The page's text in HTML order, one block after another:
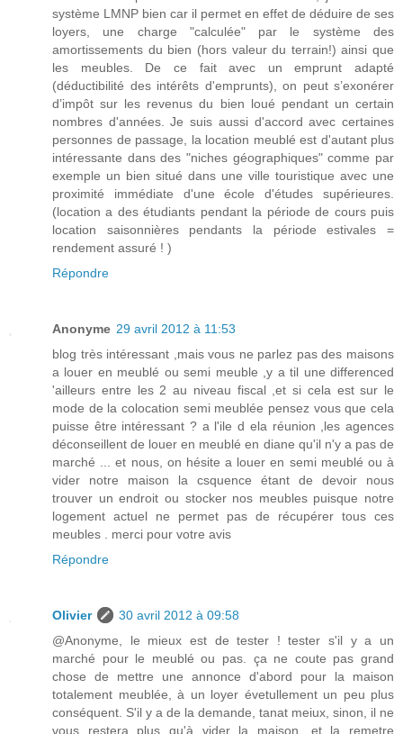
système LMNP bien car il permet en effet de déduire de ses
loyers, une charge "calculée" par le système des
amortissements du bien (hors valeur du terrain!) ainsi que
les meubles. De ce fait avec un emprunt adapté
(déductibilité des intérêts d'emprunts), on peut s’exonérer
d’impôt sur les revenus du bien loué pendant un certain
nombres d'années. Je suis aussi d'accord avec certaines
personnes de passage, la location meublé est d'autant plus
intéressante dans des "niches géographiques" comme par
exemple un bien situé dans une ville touristique avec une
proximité immédiate d'une école d'études supérieures.
(location a des étudiants pendant la période de cours puis
location saisonnières pendants la période estivales =
rendement assuré ! )
Répondre
Anonyme 29 avril 2012 à 11:53
blog très intéressant ,mais vous ne parlez pas des maisons
a louer en meublé ou semi meuble ,y a til une differenced
'ailleurs entre les 2 au niveau fiscal ,et si cela est sur le
mode de la colocation semi meublée pensez vous que cela
puisse être intéressant ? a l'ile d ela réunion ,les agences
déconseillent de louer en meublé en diane qu'il n'y a pas de
marché ... et nous, on hésite a louer en semi meublé ou à
vider notre maison la csquence étant de devoir nous
trouver un endroit ou stocker nos meubles puisque notre
logement actuel ne permet pas de récupérer tous ces
meubles . merci pour votre avis
Répondre
Olivier
30 avril 2012 à 09:58
@Anonyme, le mieux est de tester ! tester s'il y a un
marché pour le meublé ou pas. ça ne coute pas grand
chose de mettre une annonce d'abord pour la maison
totalement meublée, à un loyer évetullement un peu plus
conséquent. S'il y a de la demande, tanat meiux, sinon, il ne
vous restera plus qu'à vider la maison, et la remetre